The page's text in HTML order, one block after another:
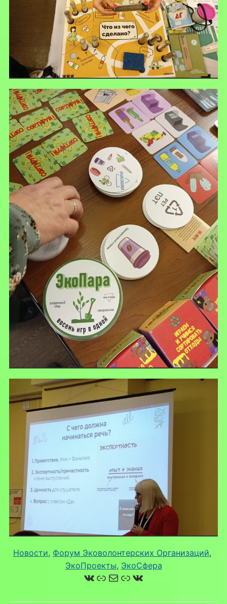
Новости, Форум Эковолонтерских Организаций
ЭкоПроекты, ЭкоСфера
ВКонтакте
Ссылка
Почта
Ссылка
ВКонтакте